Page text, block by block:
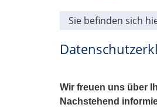
Sie befinden sich
Wir freuen uns über
Nachstehend